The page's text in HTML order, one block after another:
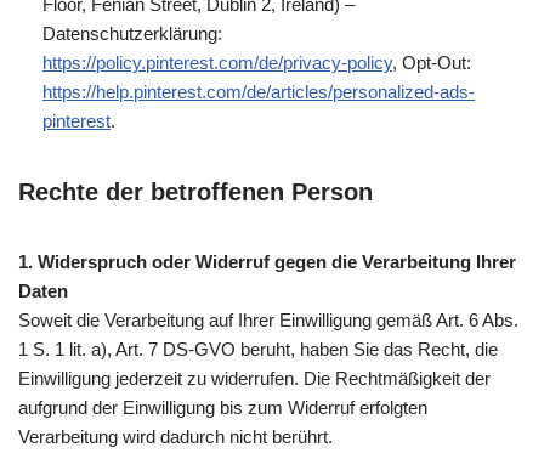
Datenschutzerklärung:
https://policy.pinterest.com/de/privacy-policy, Opt-Out:
https://help.pinterest.com/de/articles/personalized-ads-
pinterest.
Rechte der betroffenen Person
1. Widerspruch oder Widerruf gegen die Verarbeitung Ihrer
Daten
Soweit die Verarbeitung auf Ihrer Einwilligung gemäß Art. 6 Abs.
1 S. 1 lit. a), Art. 7 DS-GVO beruht, haben Sie das Recht, die
Einwilligung jederzeit zu widerrufen. Die Rechtmäßigkeit der
aufgrund der Einwilligung bis zum Widerruf erfolgten
Verarbeitung wird dadurch nicht berührt.